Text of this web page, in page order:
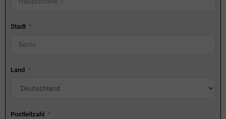
Stadt
Land
Postleitzahl